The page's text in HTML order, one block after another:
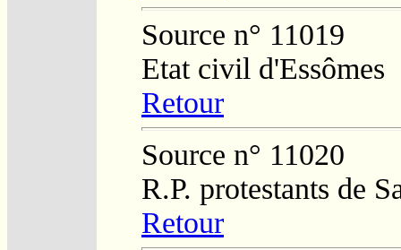
Source n° 11019
Etat civil d'Essômes
Retour
Source n° 11020
R.P. protestants de
Retour